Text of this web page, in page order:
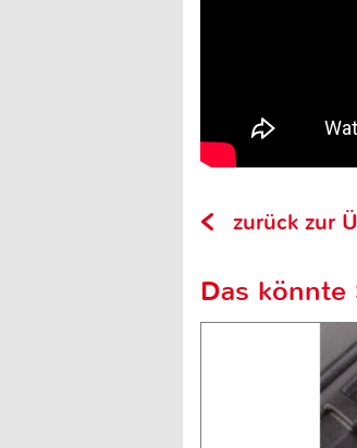
zurück zur
Das könnte